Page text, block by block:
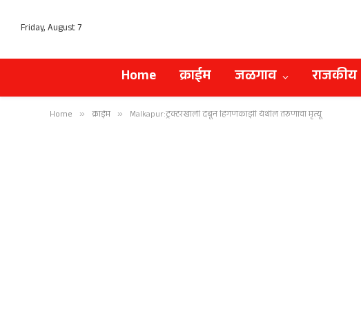
Friday, August 7
Home क्राईम जळगाव राजकीय
Home » क्राईम » Malkapur:ट्रॅक्टरखाली दबून हिंगणकाझी येथील तरुणाचा मृत्यू